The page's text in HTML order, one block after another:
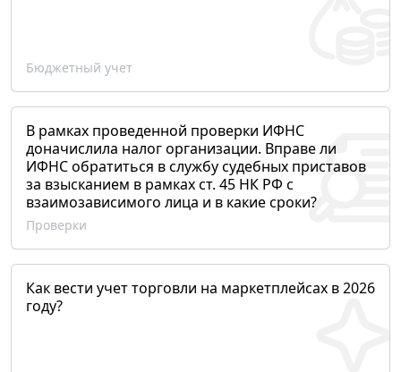
Бюджетный учет
В рамках проведенной проверки ИФНС
доначислила налог организации. Вправе ли
ИФНС обратиться в службу судебных приставов
за взысканием в рамках ст. 45 НК РФ с
взаимозависимого лица и в какие сроки?
Проверки
Как вести учет торговли на маркетплейсах в 2026
году?